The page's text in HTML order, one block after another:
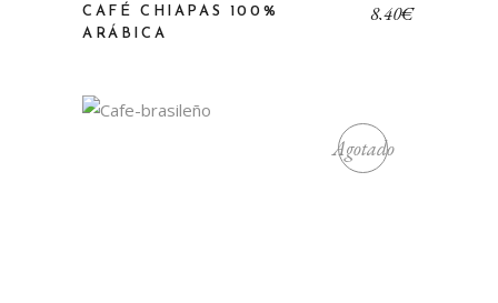
CAFÉ CHIAPAS 100%
ARÁBICA
8,40€
Agotado